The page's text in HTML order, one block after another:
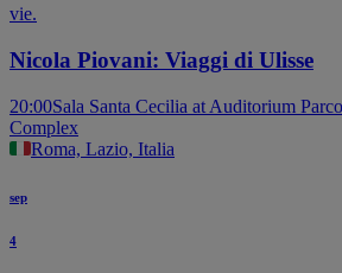
vie.
Nicola Piovani: Viaggi di Ulisse
20:00Sala Santa Cecilia at Auditorium
Complex
Roma, Lazio, Italia
sep
4